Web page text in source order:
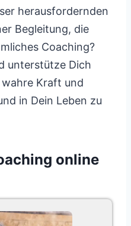
herausfordernden
Begleitung, die
Coaching?
unterstütze Dich
Kraft und
in Dein Leben zu
online